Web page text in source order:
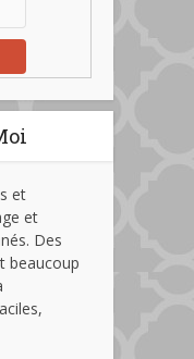
et
et
Des
beaucoup